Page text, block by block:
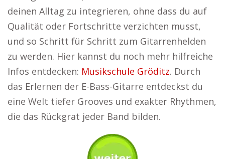
deinen Alltag zu integrieren, ohne dass du auf
Qualität oder Fortschritte verzichten musst,
und so Schritt für Schritt zum Gitarrenhelden
zu werden. Hier kannst du noch mehr hilfreiche
Infos entdecken: Musikschule Gröditz. Durch
das Erlernen der E-Bass-Gitarre entdeckst du
eine Welt tiefer Grooves und exakter Rhythmen,
die das Rückgrat jeder Band bilden.